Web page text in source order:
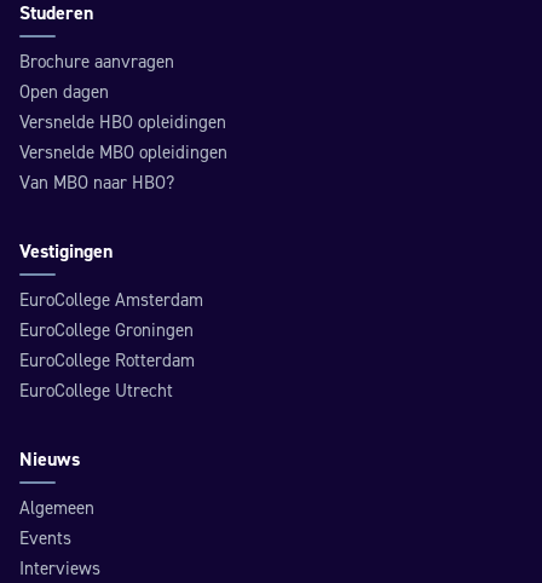
Studeren
Brochure aanvragen
Open dagen
Versnelde HBO opleidingen
Versnelde MBO opleidingen
Van MBO naar HBO?
Vestigingen
EuroCollege Amsterdam
EuroCollege Groningen
EuroCollege Rotterdam
EuroCollege Utrecht
Nieuws
Algemeen
Events
Interviews